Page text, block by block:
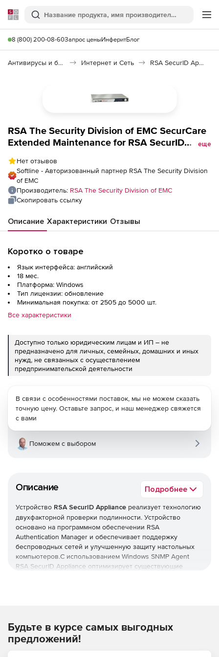
Softline
Поиск
8 (800) 200-08-60Запрос ценыИнферитБлог
Антивирусы и безопасность Интернет и Сеть RSA SecurID Appliance
RSA The Security Division of EMC SecurCare
Extended Maintenance for RSA SecurID
Количество пользователей
еще
Нет отзывов
Softline - Авторизованный партнер RSA The Security Division
of EMC
Производитель: RSA The Security Division of EMC
Скопировать ссылку
Описание Характеристики Отзывы
Коротко о товаре
Язык интерфейса: английский
18 мес.
Платформа: Windows
Тип лицензии: обновление
Минимальная покупка: от 2505 до 5000 шт.
Все характеристики
Доступно только юридическим лицам и ИП – не
предназначено для личных, семейных, домашних и иных
нужд, не связанных с осуществлением
предпринимательской деятельности
Описание Подробнее
Устройство RSA SecurID Appliance реализует технологию
двухфакторной проверки подлинности. Устройство
основано на программном обеспечении RSA
Authentication Manager и обеспечивает поддержку
беспроводных сетей и улучшенную защиту настольных
компьютеров.С использованием Windows SNMP Agent
RSA SecurID Appliance оптимизирует существующие
вариантах и с дополнительными опциями.
RSA SecurID Appliance for Large Enterprises
В связи с особенностями поставок, мы не можем сказать
точную цену. Оставьте запрос, и наш менеджер свяжется
с вами
Поможем с выбором
Будьте в курсе самых выгодных
предложений!